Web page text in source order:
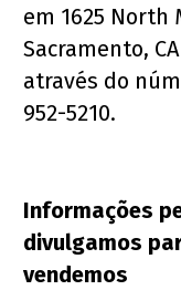
em 1625 North
Sacramento,
através do
952-5210.
Informações
divulgamos
vendemos